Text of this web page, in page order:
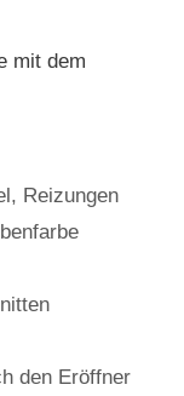
mit dem
, Reizungen
den Eröffner